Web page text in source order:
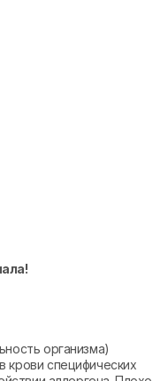
организма)
крови специфических